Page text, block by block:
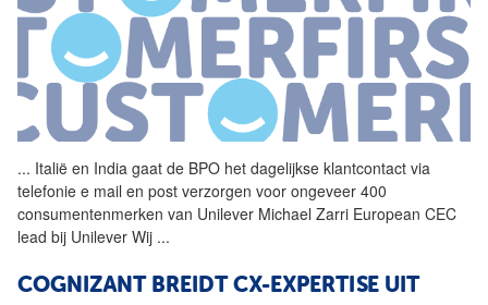
... Italië en India gaat de BPO het dagelijkse klantcontact via
telefonie e mail en post verzorgen voor ongeveer 400
consumentenmerken van Unilever Michael Zarri European CEC
lead bij Unilever Wij ...
COGNIZANT BREIDT CX-EXPERTISE UIT